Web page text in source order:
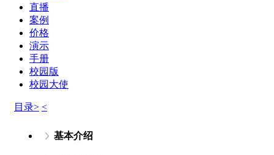
直播
案例
价格
演示
手册
校园版
校园大使
目录> <
基本介绍